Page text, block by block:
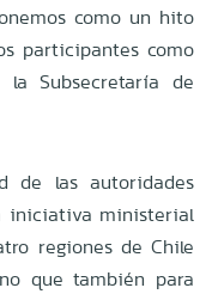
como un hito
participantes como
Subsecretaría de
de las autoridades
iniciativa ministerial
regiones de Chile
que también para